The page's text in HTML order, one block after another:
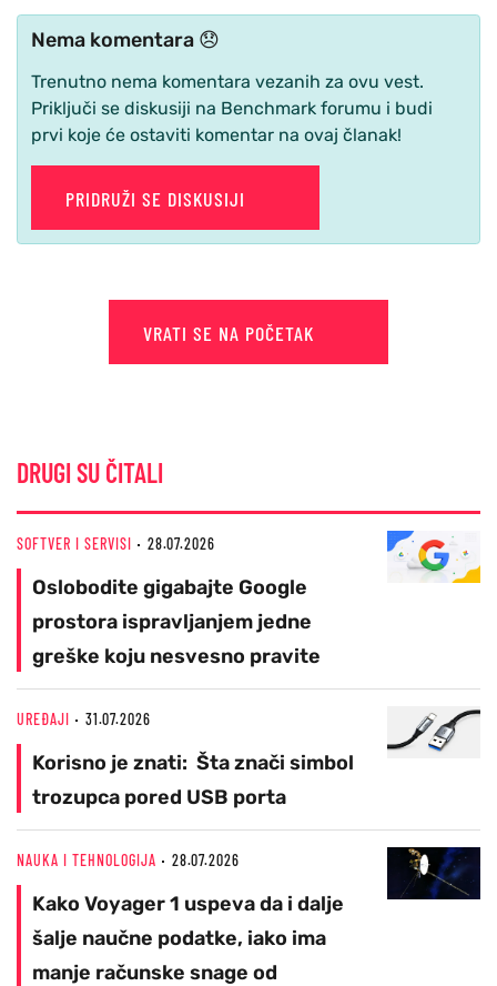
Nema komentara 😞
Trenutno nema komentara vezanih za ovu vest.
Priključi se diskusiji na Benchmark forumu i budi
prvi koje će ostaviti komentar na ovaj članak!
PRIDRUŽI SE DISKUSIJI
VRATI SE NA POČETAK
DRUGI SU ČITALI
SOFTVER I SERVISI 28.07.2026
Oslobodite gigabajte Google
prostora ispravljanjem jedne
greške koju nesvesno pravite
UREĐAJI 31.07.2026
Korisno je znati: Šta znači simbol
trozupca pored USB porta
NAUKA I TEHNOLOGIJA 28.07.2026
Kako Voyager 1 uspeva da i dalje
šalje naučne podatke, iako ima
manje računske snage od